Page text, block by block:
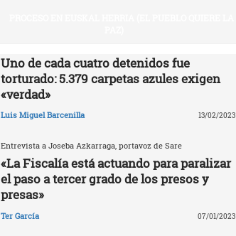
Uno de cada cuatro detenidos fue
torturado: 5.379 carpetas azules exigen
«verdad»
Luis Miguel Barcenilla 13/02/2023
Entrevista a Joseba Azkarraga, portavoz de Sare
«La Fiscalía está actuando para paralizar
el paso a tercer grado de los presos y
presas»
Ter García 07/01/2023